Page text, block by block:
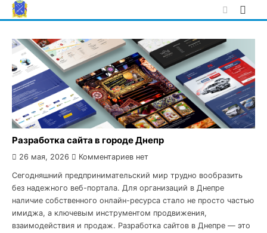
Skip
to
Разработка сайта в городе Днепр
26 мая, 2026 Комментариев нет
Сегодняшний предпринимательский мир трудно вообразить
без надежного веб-портала. Для организаций в Днепре
наличие собственного онлайн-ресурса стало не просто частью
имиджа, а ключевым инструментом продвижения,
взаимодействия и продаж. Разработка сайтов в Днепре — это